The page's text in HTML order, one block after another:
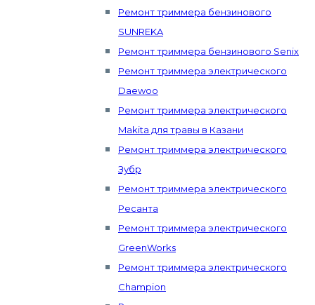
Ремонт триммера бензинового
SUNREKA
Ремонт триммера бензинового Senix
Ремонт триммера электрического
Daewoo
Ремонт триммера электрического
Makita для травы в Казани
Ремонт триммера электрического
Зубр
Ремонт триммера электрического
Ресанта
Ремонт триммера электрического
GreenWorks
Ремонт триммера электрического
Champion